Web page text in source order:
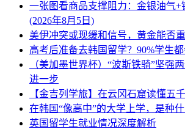
一张图看商品支撑阻力：金银油气+
(2026年8月5日)
美伊冲突或现缓和信号，黄金能否
高考后准备去韩国留学？90%学生
（美加墨世界杯）“波斯铁骑”坚强
进一步
【金吉列学旅】在云冈石窟读懂五
在韩国“像高中”的大学上学，是种什
英国留学生就业情况深度解析